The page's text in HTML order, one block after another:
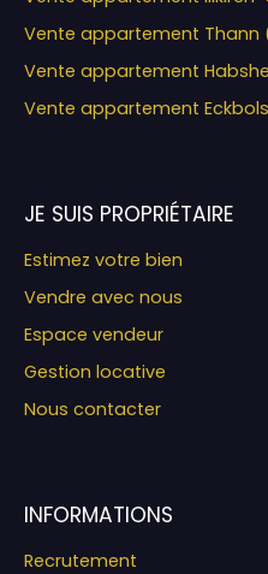
Vente appartement Thann
Vente appartement
Vente appartement
JE SUIS PROPRIÉTAIRE
Estimez votre bien
Vendre avec nous
Espace vendeur
Gestion locative
Nous contacter
INFORMATIONS
Recrutement